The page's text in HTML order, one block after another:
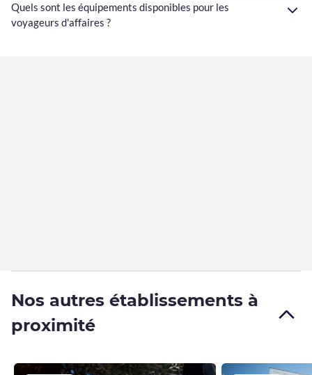
Quels sont les équipements disponibles pour les
voyageurs d'affaires ?
Nos autres établissements à
proximité